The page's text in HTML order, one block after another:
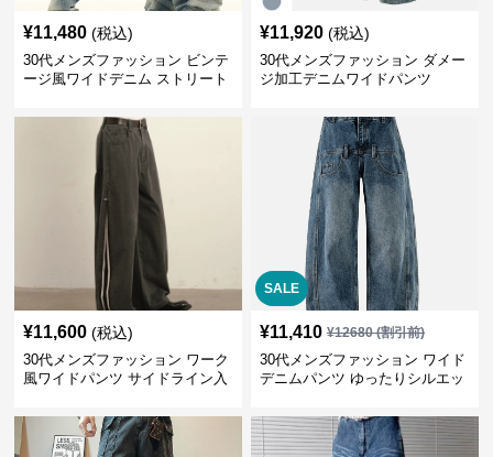
¥11,480 (税込)
30代メンズファッション ビンテ
ージ風ワイドデニム ストリート
¥11,920 (税込)
30代メンズファッション ダメー
ジ加工デニムワイドパンツ
¥11,600 (税込)
30代メンズファッション ワーク
風ワイドパンツ サイドライン入
SALE
¥11,410 ¥12680(割引前)
30代メンズファッション ワイド
デニムパンツ ゆったりシルエッ